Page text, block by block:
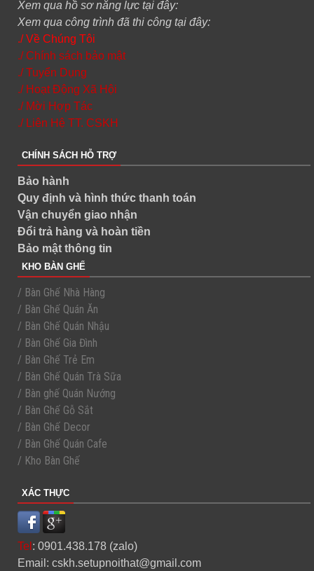
Xem qua hồ sơ năng lực tại đây:
Xem qua công trình đã thi công tại đây:
./ Về Chúng Tôi
./ Chính sách bảo mật
./ Tuyển Dụng
./ Hoạt Động Xã Hội
./ Mời Hợp Tác
./ Liên Hệ TT. CSKH
CHÍNH SÁCH HỖ TRỢ
Bảo hành
Quy định và hình thức thanh toán
Vận chuyển giao nhận
Đổi trả hàng và hoàn tiền
Bảo mật thông tin
KHO BÀN GHẾ
/ Bàn Ghế Nhà Hàng
/ Bàn Ghế Quán Ăn
/ Bàn Ghế Quán Nhậu
/ Bàn Ghế Gia Đình
/ Bàn Ghế Trẻ Em
/ Bàn Ghế Quán Trà Sữa
/ Bàn ghế Quán Nướng
/ Bàn Ghế Gỗ Sắt
/ Bàn Ghế Decor
/ Bàn Ghế Quán Cafe
/ Kho Bàn Ghế
XÁC THỰC
Tel : 0901.438.178 (zalo)
Email: cskh.setupnoithat@gmail.com